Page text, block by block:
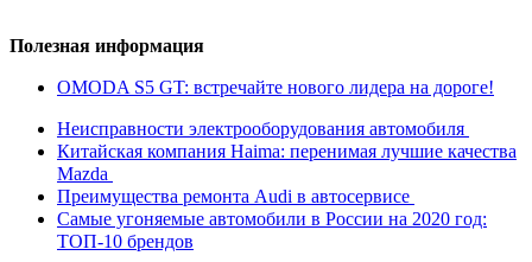
Полезная информация
OMODA S5 GT: встречайте нового лидера на дороге!
Неисправности электрооборудования автомобиля
Китайская компания Haima: перенимая лучшие качества
Mazda
Преимущества ремонта Audi в автосервисе
Самые угоняемые автомобили в России на 2020 год:
ТОП-10 брендов